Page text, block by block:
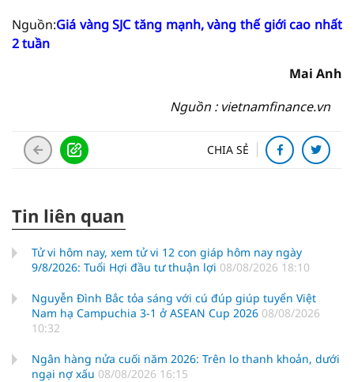
Nguồn:Giá vàng SJC tăng mạnh, vàng thế giới cao nhất
2 tuần
Mai Anh
Nguồn : vietnamfinance.vn
CHIA SẺ
Tin liên quan
Tử vi hôm nay, xem tử vi 12 con giáp hôm nay ngày
9/8/2026: Tuổi Hợi đầu tư thuận lợi 08/08/2026 18:10
Nguyễn Đình Bắc tỏa sáng với cú đúp giúp tuyển Việt
Nam hạ Campuchia 3-1 ở ASEAN Cup 2026 08/08/2026
10:32
Ngân hàng nửa cuối năm 2026: Trên lo thanh khoản, dưới
ngại nợ xấu 08/08/2026 16:15